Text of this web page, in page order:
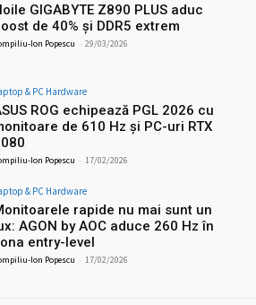
GIGABYTE Z890 PLUS aduc
de 40% și DDR5 extrem
Ion Popescu - 29/03/2026
& PC Hardware
ROG echipează PGL 2026 cu
de 610 Hz și PC-uri RTX
Ion Popescu - 17/02/2026
& PC Hardware
rapide nu mai sunt un
AGON by AOC aduce 260 Hz în
entry-level
Ion Popescu - 17/02/2026